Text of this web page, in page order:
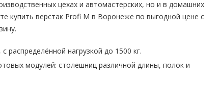
цехах и автомастерских, но и в домашних
купить верстак Profi M в Воронеже по выгодной цене с
нагрузкой до 1500 кг.
модулей: столешниц различной длины, полок и